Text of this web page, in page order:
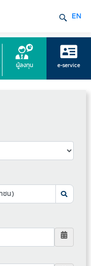
EN
ผู้ลงทุน e-service